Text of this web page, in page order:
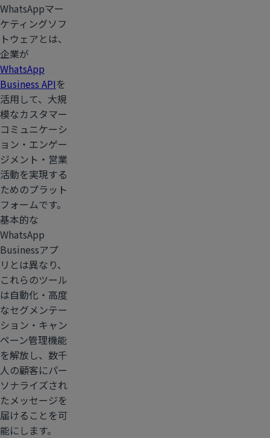
WhatsAppマー
ケティングソフ
トウェアとは、
企業が
WhatsApp
Business APIを
活用して、大規
模なカスタマー
コミュニケーシ
ョン・エンゲー
ジメント・営業
活動を実現する
ためのプラット
フォームです。
基本的な
WhatsApp
Businessアプ
リとは異なり、
これらのツール
は自動化・高度
なセグメンテー
ション・キャン
ペーン管理機能
を解放し、数千
人の顧客にパー
ソナライズされ
たメッセージを
届けることを可
能にします。